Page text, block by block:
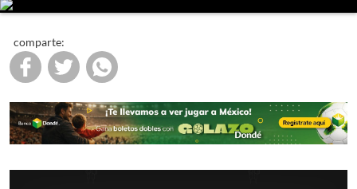
comparte: